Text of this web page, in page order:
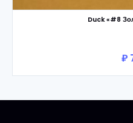
В
Duck «#8
₽